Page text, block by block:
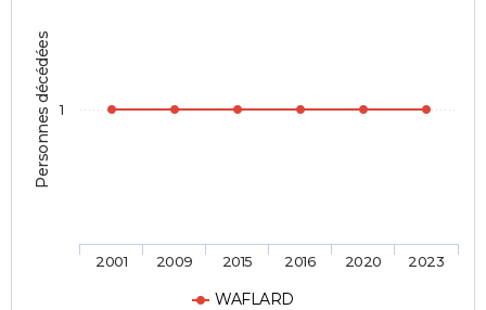
Personnes décédées
WAFLARD
2001 2009 2015 2016 2020 2023
1